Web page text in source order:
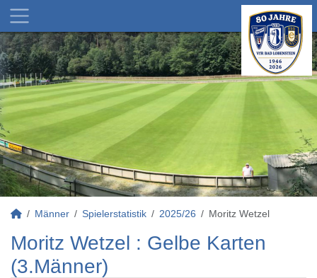
Männer Spielerstatistik 2025/26 Moritz Wetzel
Moritz Wetzel : Gelbe Karten
(3.Männer)